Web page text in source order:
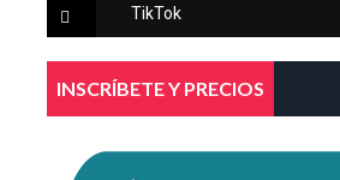
INSCRÍBETE Y PRECIOS